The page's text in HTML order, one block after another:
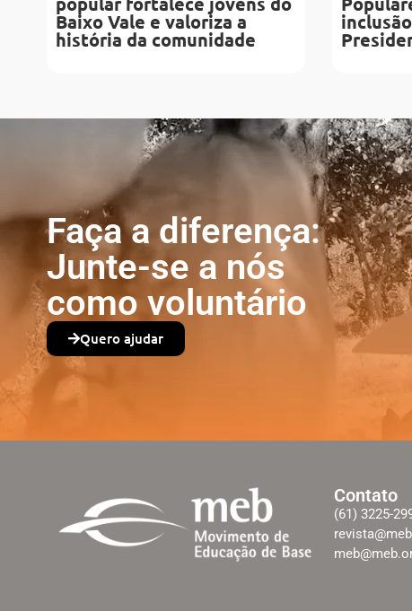
Baixo Vale e valoriza a
história da comunidade
Faça a diferença:
Junte-se a nós
como voluntário
Quero ajudar
Contato
(61) 3225-